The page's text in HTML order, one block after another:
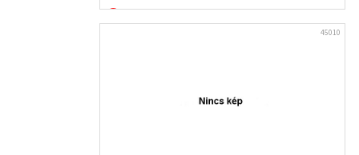
45010